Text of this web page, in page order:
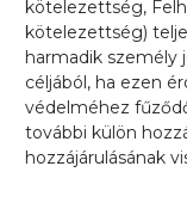
kötelezettség,
kötelezettség)
harmadik személy
céljából, ha ezen
védelméhez
további külön
hozzájárulásának